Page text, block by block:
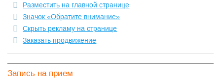
Разместить на главной странице
Значок «Обратите внимание»
Скрыть рекламу на странице
Заказать продвижение
Запись на прием